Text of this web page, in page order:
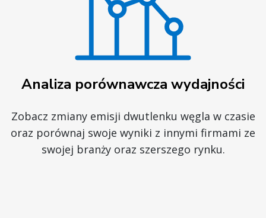
Analiza porównawcza wydajności
Zobacz zmiany emisji dwutlenku węgla w czasie
oraz porównaj swoje wyniki z innymi firmami ze
swojej branży oraz szerszego rynku.